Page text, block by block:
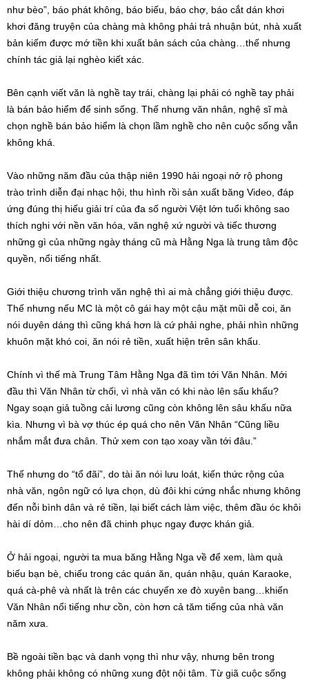
như bèo”, báo phát không, báo biếu, báo chợ, báo cắt dán khơi
khơi đăng truyện của chàng mà không phải trả nhuận bút, nhà xuất
bản kiếm được mớ tiền khi xuất bản sách của chàng…thế nhưng
chính tác giả lại nghèo kiết xác.
Bên cạnh viết văn là nghề tay trái, chàng lại phải có nghề tay phải
là bán bảo hiểm để sinh sống. Thế nhưng văn nhân, nghệ sĩ mà
chọn nghề bán bảo hiểm là chọn lầm nghề cho nên cuộc sống vẫn
không khá.
Vào những năm đầu của thập niên 1990 hải ngoại nở rộ phong
trào trình diễn đại nhạc hội, thu hình rồi sản xuất băng Video, đáp
ứng đúng thị hiếu giải trí của đa số người Việt lớn tuổi không sao
thích nghi với nền văn hóa, văn nghệ xứ người và tiếc thương
những gì của những ngày tháng cũ mà Hằng Nga là trung tâm độc
quyền, nổi tiếng nhất.
Giới thiệu chương trình văn nghệ thì ai mà chẳng giới thiệu được.
Thế nhưng nếu MC là một cô gái hay một cậu mặt mũi dễ coi, ăn
nói duyên dáng thì cũng khá hơn là cứ phải nghe, phải nhìn những
khuôn mặt khó coi, ăn nói rẻ tiền, xuất hiện trên sân khấu.
Chính vì thế mà Trung Tâm Hằng Nga đã tìm tới Văn Nhân. Mới
đầu thì Văn Nhân từ chối, vì nhà văn có khi nào lên sấu khấu?
Ngay soạn giả tuồng cải lương cũng còn không lên sâu khấu nữa
kìa. Nhưng vì bà vợ thúc ép quá cho nên Văn Nhân “Cũng liều
nhắm mắt đưa chân. Thử xem con tạo xoay vần tới đâu.”
Thế nhưng do “tổ đãi”, do tài ăn nói lưu loát, kiến thức rộng của
nhà văn, ngôn ngữ có lựa chọn, dù đôi khi cứng nhắc nhưng không
đến nỗi bình dân và rẻ tiền, lại biết cách làm việc, thêm đầu óc khôi
hài dí dỏm…cho nên đã chinh phục ngay được khán giả.
Ở hải ngoại, người ta mua băng Hằng Nga về để xem, làm quà
biếu bạn bè, chiếu trong các quán ăn, quán nhậu, quán Karaoke,
quá cà-phê và nhất là trên các chuyến xe đò xuyên bang…khiến
Văn Nhân nổi tiếng như cồn, còn hơn cả tăm tiếng của nhà văn
năm xưa.
Bề ngoài tiền bạc và danh vọng thì như vậy, nhưng bên trong
không phải không có những xung đột nội tâm. Từ giã cuộc sống